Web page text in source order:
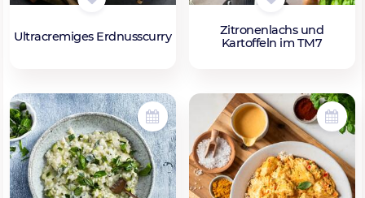
Ultracremiges Erdnusscurry
Zitronenlachs und
Kartoffeln im TM7